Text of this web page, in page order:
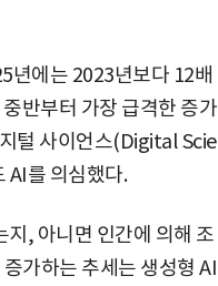
년에는 2023년보다 12배
반부터 가장 급격한 증가
털 사이언스(Digital Scie
를 의심했다.
, 아니면 인간에 의해 조
가하는 추세는 생성형 AI